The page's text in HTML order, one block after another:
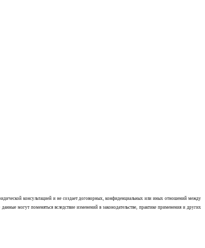
консультацией и не создает договорных, конфиденциальных или иных отношений между
могут поменяться вследствие изменений в законодательстве, практике применения и других